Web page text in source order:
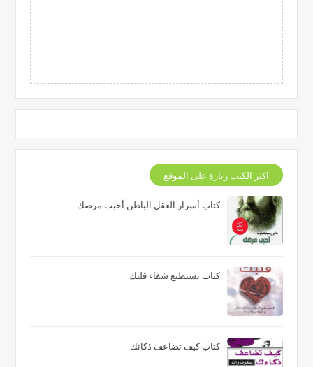
اكثر الكتب زيارة على الموقع
كتاب أسرار العقل الباطن أحبب مرضك
كتاب تستطيع شفاء قلبك
كتاب كيف تضاعف ذكائك